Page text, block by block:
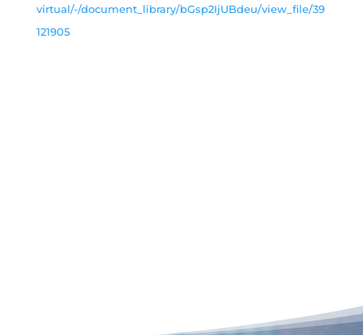
virtual/-/document_library/bGsp2IjUBdeu/view_file/39
121905